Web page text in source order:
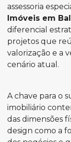
assessoria
Imóveis em
diferencial
projetos que
valorização e a
cenário atual.
A chave para o
imobiliário
das dimensões
design como a